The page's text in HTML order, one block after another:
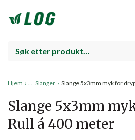
Hjem › Slanger › Slange 5x3mm myk for
Slange 5x3mm
Rull á 400 meter